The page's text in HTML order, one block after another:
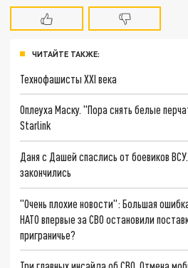
ЧИТАЙТЕ ТАКЖЕ:
Технофашисты XXI века
Оплеуха Маску. "Пора снять белые
Starlink
Даня с Дашей спаслись от боевиков
закончились
"Очень плохие новости": Большая
НАТО впервые за СВО остановили
приграничье?